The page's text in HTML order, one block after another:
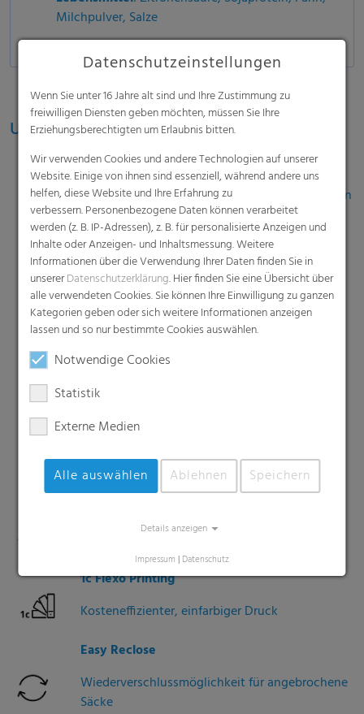
Milchpulver, Salze
Unschlagbare Extras
Seal+
Verbesserte Siegelnaht bei hoher Kontamination
der Schweißbereiche
Tight+
Zusätzliche Längsnaht zum Schutz besonders
feiner Pulver
Barrier+
Erhöhte Wasserbarriere für besonders
Anti-Slip
rutschfeste Oberflächen
Hochwertiger Druck für effektive Werbung
1c Flexo Printing
Kosteneffizienter, einfarbiger Druck
Easy Reclose
Wiederverschlussmöglichkeit für angebrochene
Säcke
Datenschutzeinstellungen
Wenn Sie unter 16 Jahre alt sind und Ihre Zustimmung zu
freiwilligen Diensten geben möchten, müssen Sie Ihre
Erziehungsberechtigten um Erlaubnis bitten.
Wir verwenden Cookies und andere Technologien auf unserer
Website. Einige von ihnen sind essenziell, während andere uns
helfen, diese Website und Ihre Erfahrung zu
verbessern. Personenbezogene Daten können verarbeitet
werden (z. B. IP-Adressen), z. B. für personalisierte Anzeigen und
Inhalte oder Anzeigen- und Inhaltsmessung. Weitere
Informationen über die Verwendung Ihrer Daten finden Sie in
unsererDatenschutzerklärung. Hier finden Sie eine Übersicht über
alle verwendeten Cookies. Sie können Ihre Einwilligung zu ganzen
Kategorien geben oder sich weitere Informationen anzeigen
lassen und so nur bestimmte Cookies auswählen.
Notwendige Cookies
Statistik
Externe Medien
Alle auswählen Ablehnen Speichern
Details anzeigen
Impressum | Datenschutz